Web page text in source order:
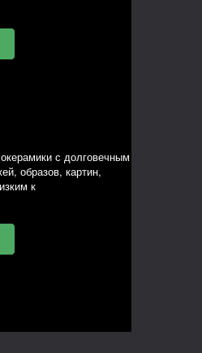
с долговечным
образов, картин,
к